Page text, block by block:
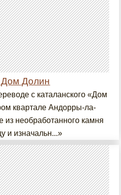
Дом Долин
с каталанского «Дом
квартале Андорры-ла-
из необработанного камня
и изначальн...»